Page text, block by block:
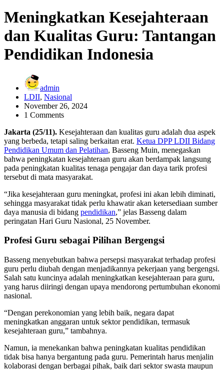
Meningkatkan Kesejahteraan
dan Kualitas Guru: Tantangan
Pendidikan Indonesia
admin
LDII, Nasional
November 26, 2024
1 Comments
Jakarta (25/11). Kesejahteraan dan kualitas guru adalah dua aspek
yang berbeda, tetapi saling berkaitan erat. Ketua DPP LDII Bidang
Pendidikan Umum dan Pelatihan, Basseng Muin, menegaskan
bahwa peningkatan kesejahteraan guru akan berdampak langsung
pada peningkatan kualitas tenaga pengajar dan daya tarik profesi
tersebut di mata masyarakat.
“Jika kesejahteraan guru meningkat, profesi ini akan lebih diminati,
sehingga masyarakat tidak perlu khawatir akan ketersediaan sumber
daya manusia di bidang pendidikan,” jelas Basseng dalam
peringatan Hari Guru Nasional, 25 November.
Profesi Guru sebagai Pilihan Bergengsi
Basseng menyebutkan bahwa persepsi masyarakat terhadap profesi
guru perlu diubah dengan menjadikannya pekerjaan yang bergengsi.
Salah satu kuncinya adalah meningkatkan kesejahteraan para guru,
yang harus diiringi dengan upaya mendorong pertumbuhan ekonomi
nasional.
“Dengan perekonomian yang lebih baik, negara dapat
meningkatkan anggaran untuk sektor pendidikan, termasuk
kesejahteraan guru,” tambahnya.
Namun, ia menekankan bahwa peningkatan kualitas pendidikan
tidak bisa hanya bergantung pada guru. Pemerintah harus menjalin
kolaborasi dengan berbagai pihak, baik dari sektor swasta maupun